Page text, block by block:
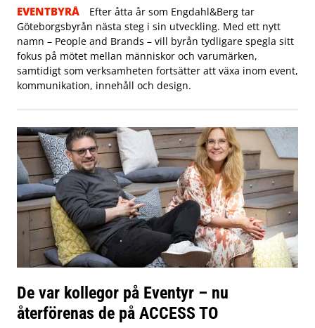
EVENTBYRÅ
Efter åtta år som Engdahl&Berg tar
Göteborgsbyrån nästa steg i sin utveckling. Med ett nytt
namn – People and Brands – vill byrån tydligare spegla sitt
fokus på mötet mellan människor och varumärken,
samtidigt som verksamheten fortsätter att växa inom event,
kommunikation, innehåll och design.
De var kollegor på Eventyr – nu
återförenas de på ACCESS TO